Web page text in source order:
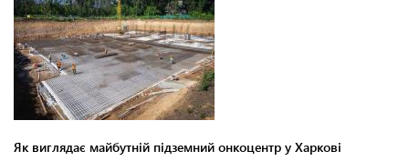
Як виглядає майбутній підземний онкоцентр у Харкові